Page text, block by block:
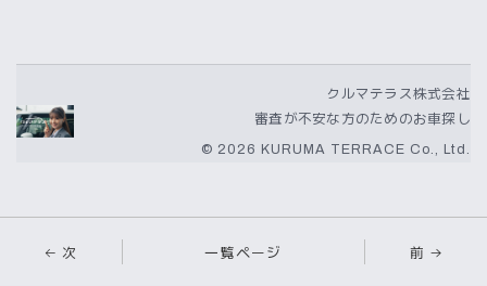
クルマテラス株式会社
審査が不安な方のためのお車探し
© 2026 KURUMA TERRACE Co., Ltd.
← 次 一覧ページ 前 →